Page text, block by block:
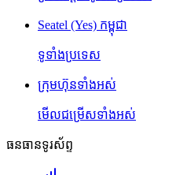
Seatel (Yes) កម្ពុជា
ទូទាំងប្រទេស
ក្រុមហ៊ុនទាំងអស់
មើលជម្រើសទាំងអស់
ធនធានទូរស័ព្ទ